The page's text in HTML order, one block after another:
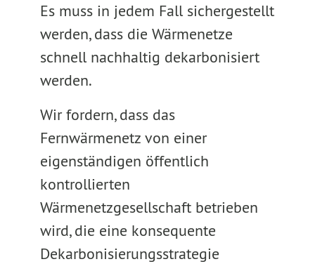
Es muss in jedem Fall sichergestellt
werden, dass die Wärmenetze
schnell nachhaltig dekarbonisiert
werden.
Wir fordern, dass das
Fernwärmenetz von einer
eigenständigen öffentlich
kontrollierten
Wärmenetzgesellschaft betrieben
wird, die eine konsequente
Dekarbonisierungsstrategie